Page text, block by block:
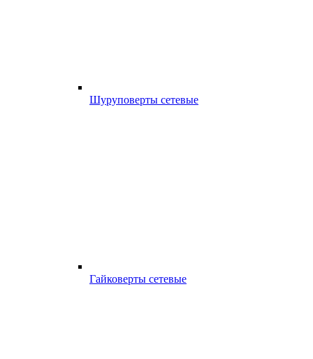
Шуруповерты сетевые
Гайковерты сетевые